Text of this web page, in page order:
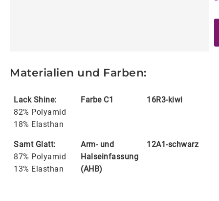
Materialien und Farben:
Lack Shine:
82% Polyamid
18% Elasthan
Farbe C1 16R3-kiwi
Samt Glatt:
87% Polyamid
13% Elasthan
Arm- und
Halseinfassung
(AHB)
12A1-schwarz